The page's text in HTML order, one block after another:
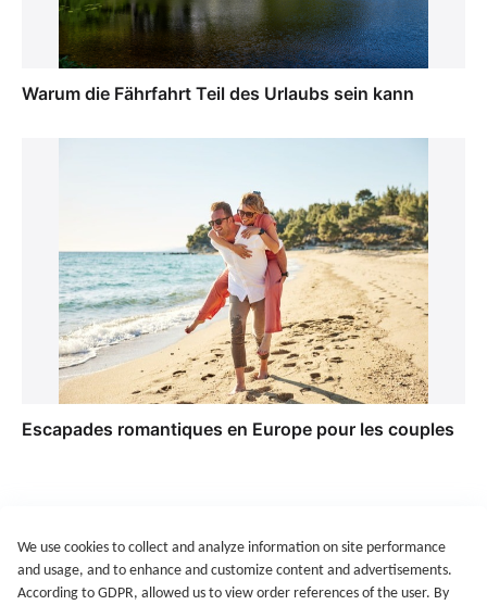
Warum die Fährfahrt Teil des Urlaubs sein kann
Escapades romantiques en Europe pour les couples
@2021-2026 Rewardoo. All Right Reserved
We use cookies to collect and analyze information on site performance
and usage, and to enhance and customize content and advertisements.
According to GDPR, allowed us to view order references of the user. By